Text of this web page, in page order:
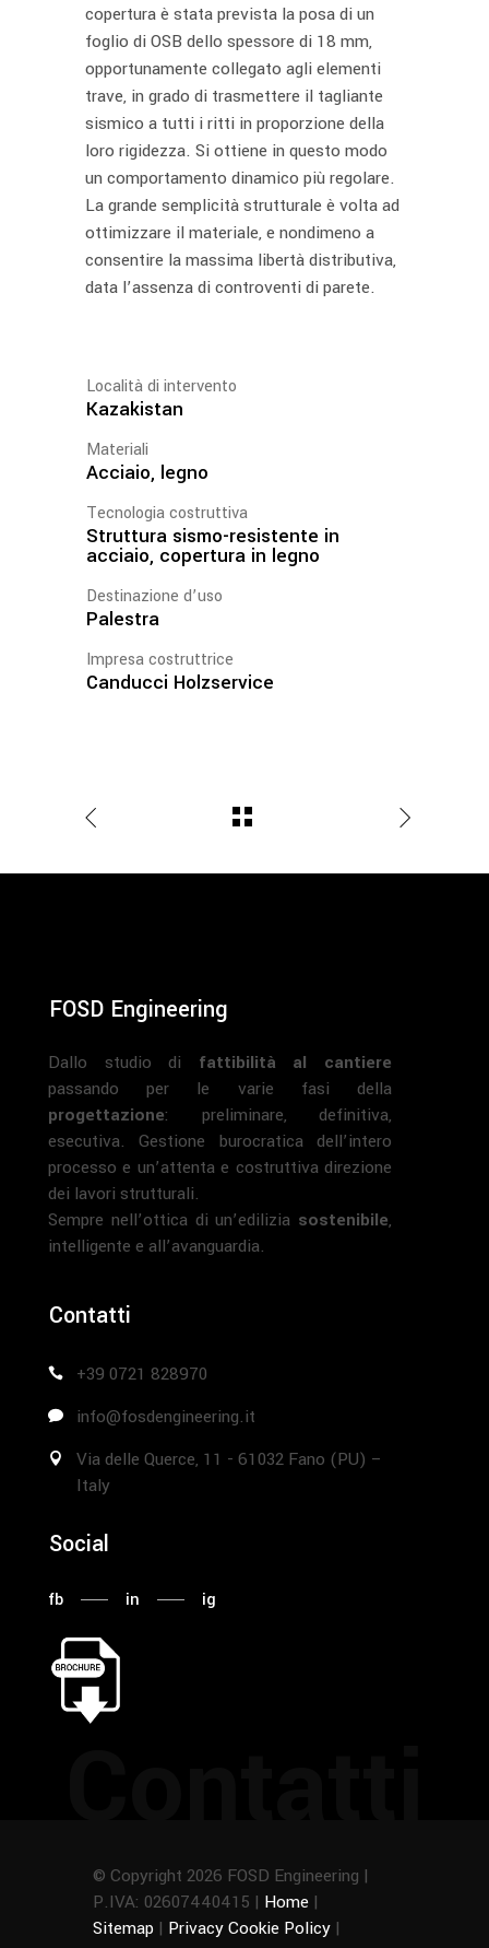
copertura è stata prevista la posa di un
foglio di OSB dello spessore di 18 mm,
opportunamente collegato agli elementi
trave, in grado di trasmettere il tagliante
sismico a tutti i ritti in proporzione della
loro rigidezza. Si ottiene in questo modo
un comportamento dinamico più regolare.
La grande semplicità strutturale è volta ad
ottimizzare il materiale, e nondimeno a
consentire la massima libertà distributiva,
data l’assenza di controventi di parete.
Località di intervento
Kazakistan
Materiali
Acciaio, legno
Tecnologia costruttiva
Struttura sismo-resistente in
acciaio, copertura in legno
Destinazione d’uso
Palestra
Impresa costruttrice
Canducci Holzservice
FOSD Engineering
Dallo studio di fattibilità al cantiere
passando per le varie fasi della
progettazione: preliminare, definitiva,
esecutiva. Gestione burocratica dell’intero
processo e un’attenta e costruttiva direzione
dei lavori strutturali.
Sempre nell’ottica di un’edilizia sostenibile,
intelligente e all’avanguardia.
Contatti
+39 0721 828970
info@fosdengineering.it
Via delle Querce, 11 - 61032 Fano (PU) –
Italy
Social
fb in ig
© Copyright 2026 FOSD Engineering |
P.IVA: 02607440415 | Home |
Sitemap | Privacy Cookie Policy |